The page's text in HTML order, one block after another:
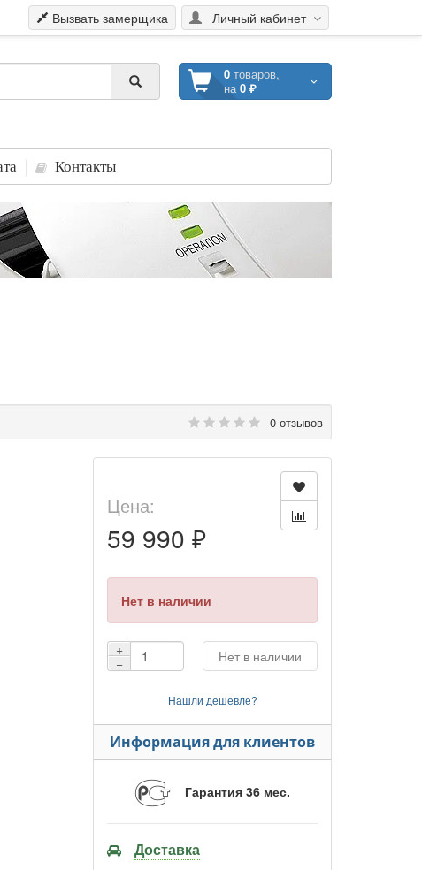
Личный кабинет
Вызвать замерщика
0товаров,
на0 ₽
Контакты
0 отзывов
Цена:
59 990 ₽
Нет в наличии
+
−
Нет в наличии
Нашли дешевле?
Информация для клиентов
Гарантия 36 мес.
Доставка